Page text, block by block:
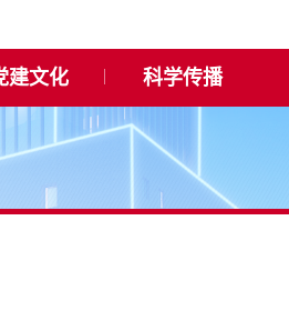
建文化 科学传播